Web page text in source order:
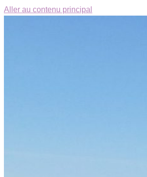
Aller au contenu principal